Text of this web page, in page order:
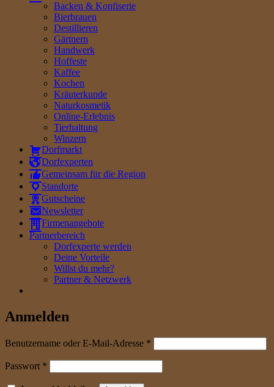
Backen & Konfiserie
Bierbrauen
Destillieren
Gärtnern
Handwerk
Hoffeste
Kaffee
Kochen
Kräuterkunde
Naturkosmetik
Online-Erlebnis
Tierhaltung
Winzern
Dorfmarkt
Dorfexperten
Gemeinsam für die Region
Standorte
Gutscheine
Newsletter
Firmenangebote
Partnerbereich
Dorfexperte werden
Deine Vorteile
Willst du mehr?
Partner & Netzwerk
Anmelden
Benutzername oder E-Mail-Adresse *
Passwort *